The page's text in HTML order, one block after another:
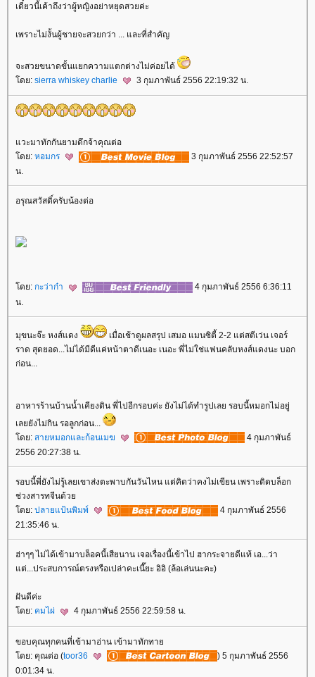
เดี๋ยวนี้เค้าถึงว่าผู้หญิงอย่าหยุดสวยค่ะ
เพราะไม่งั้นผู้ชายจะสวยกว่า ... และที่สำคัญ
จะสวยขนาดขั้นแยกความแตกต่างไม่ค่อยได้
ดย: sierra whiskey charlie 3 กุมภาพันธ์ 2556 22:19:32 น.
วะมาทักกันยามดึกจ้าคุณต่อ
ดย: หอมกร
3 กุมภาพันธ์ 2556 22:52:57
น.
อรุณสวัสดิ์ครับน้องต่อ
ดย: กะว่าก๋า
4 กุมภาพันธ์ 2556 6:36:11
น.
มุขนะจ๊ะ หงส์แดง
เมื่อเช้าดูผลสรุป เสมอ แมนซิตี้ 2-2 แต่สตีเว่น เจอร์
ราด สุดยอด...ไม่ได้มีดีแค่หน้าตาดีเนอะ เนอะ พี่ไม่ใช่แฟนคลับหงส์แดงนะ บอก
ก่อน...
อาหารร้านบ้านน้ำเคียงดิน พี่ไปอีกรอบค่ะ ยังไม่ได้ทำรูปเลย รอบนี้หมอกไม่อยู่
เลยยังไม่กิน รอลูกก่อน...
ดย: สายหมอกและก้อนเมฆ
4 กุมภาพันธ์
2556 20:27:38 น.
รอบนี้พี่ยังไม่รู้เลยเขาส่งตะพาบกันวันไหน แต่คิดว่าคงไม่เขียน เพราะติดบล็อก
ช่วงสารทจีนด้ว
ดย: ปลายแป้นพิมพ์
4 กุมภาพันธ์ 2556
21:35:46 น.
ฮ่าๆๆ ไม่ได้เข้ามาบล็อคนี้เสียนาน เจอเรื่องนี้เข้าไป ฮากระจายดีแท้ เอ...ว่า
ต่...ประสบการณ์ตรงหรือเปล่าคะเนี๊ยะ อิอิ (ล้อเล่นนะคะ)
ฝันดีค่ะ
ดย: คมไผ่ 4 กุมภาพันธ์ 2556 22:59:58 น.
ขอบคุณทุกคนที่เข้ามาอ่าน เข้ามาทักทา
ดย: คุณต่อ (toor36
) 5 กุมภาพันธ์ 2556
0:01:34 น.